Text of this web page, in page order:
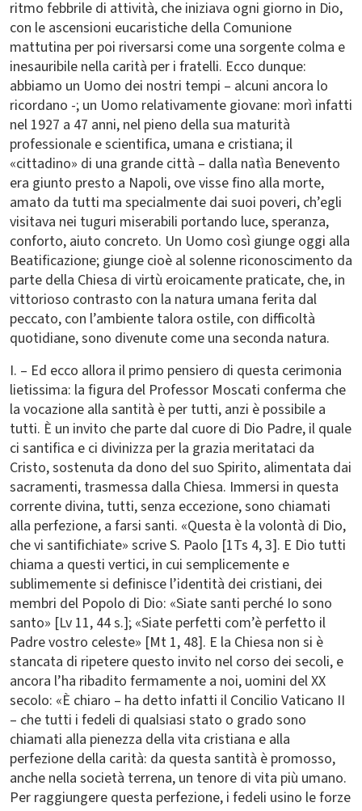
ritmo febbrile di attività, che iniziava ogni giorno in Dio,
con le ascensioni eucaristiche della Comunione
mattutina per poi riversarsi come una sorgente colma e
inesauribile nella carità per i fratelli. Ecco dunque:
abbiamo un Uomo dei nostri tempi – alcuni ancora lo
ricordano -; un Uomo relativamente giovane: morì infatti
nel 1927 a 47 anni, nel pieno della sua maturità
professionale e scientifica, umana e cristiana; il
«cittadino» di una grande città – dalla natìa Benevento
era giunto presto a Napoli, ove visse fino alla morte,
amato da tutti ma specialmente dai suoi poveri, ch’egli
visitava nei tuguri miserabili portando luce, speranza,
conforto, aiuto concreto. Un Uomo così giunge oggi alla
Beatificazione; giunge cioè al solenne riconoscimento da
parte della Chiesa di virtù eroicamente praticate, che, in
vittorioso contrasto con la natura umana ferita dal
peccato, con l’ambiente talora ostile, con difficoltà
quotidiane, sono divenute come una seconda natura.
I. – Ed ecco allora il primo pensiero di questa cerimonia
lietissima: la figura del Professor Moscati conferma che
la vocazione alla santità è per tutti, anzi è possibile a
tutti. È un invito che parte dal cuore di Dio Padre, il quale
ci santifica e ci divinizza per la grazia meritataci da
Cristo, sostenuta da dono del suo Spirito, alimentata dai
sacramenti, trasmessa dalla Chiesa. Immersi in questa
corrente divina, tutti, senza eccezione, sono chiamati
alla perfezione, a farsi santi. «Questa è la volontà di Dio,
che vi santifichiate» scrive S. Paolo [1Ts 4, 3]. E Dio tutti
chiama a questi vertici, in cui semplicemente e
sublimemente si definisce l’identità dei cristiani, dei
membri del Popolo di Dio: «Siate santi perché Io sono
santo» [Lv 11, 44 s.]; «Siate perfetti com’è perfetto il
Padre vostro celeste» [Mt 1, 48]. E la Chiesa non si è
stancata di ripetere questo invito nel corso dei secoli, e
ancora l’ha ribadito fermamente a noi, uomini del XX
secolo: «È chiaro – ha detto infatti il Concilio Vaticano II
– che tutti i fedeli di qualsiasi stato o grado sono
chiamati alla pienezza della vita cristiana e alla
perfezione della carità: da questa santità è promosso,
anche nella società terrena, un tenore di vita più umano.
Per raggiungere questa perfezione, i fedeli usino le forze